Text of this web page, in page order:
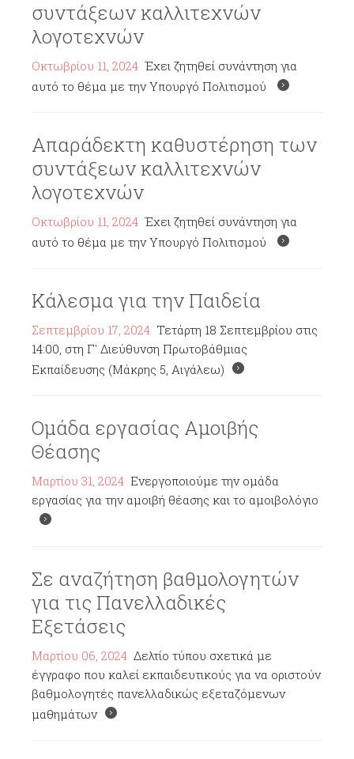
συντάξεων καλλιτεχνών
λογοτεχνών
Οκτωβρίου 11, 2024 Έχει ζητηθεί συνάντηση για
αυτό το θέμα με την Υπουργό Πολιτισμού
Απαράδεκτη καθυστέρηση των
συντάξεων καλλιτεχνών
λογοτεχνών
Οκτωβρίου 11, 2024 Έχει ζητηθεί συνάντηση για
αυτό το θέμα με την Υπουργό Πολιτισμού
Κάλεσμα για την Παιδεία
Σεπτεμβρίου 17, 2024 Τετάρτη 18 Σεπτεμβρίου στις
14:00, στη Γ' Διεύθυνση Πρωτοβάθμιας
Εκπαίδευσης (Μάκρης 5, Αιγάλεω)
Ομάδα εργασίας Αμοιβής
Θέασης
Μαρτίου 31, 2024 Ενεργοποιούμε την ομάδα
εργασίας για την αμοιβή θέασης και το αμοιβολόγιο
Σε αναζήτηση βαθμολογητών
για τις Πανελλαδικές
Εξετάσεις
Μαρτίου 06, 2024 Δελτίο τύπου σχετικά με
έγγραφο που καλεί εκπαιδευτικούς για να οριστούν
βαθμολογητές πανελλαδικώς εξεταζόμενων
μαθημάτων